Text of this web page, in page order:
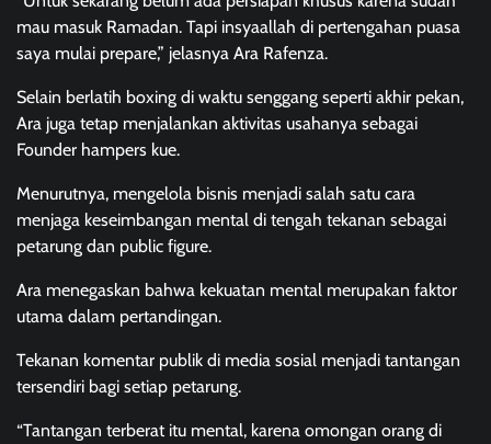
mau masuk Ramadan. Tapi insyaallah di pertengahan puasa
saya mulai prepare,” jelasnya Ara Rafenza.
Selain berlatih boxing di waktu senggang seperti akhir pekan,
Ara juga tetap menjalankan aktivitas usahanya sebagai
Founder hampers kue.
Menurutnya, mengelola bisnis menjadi salah satu cara
menjaga keseimbangan mental di tengah tekanan sebagai
petarung dan public figure.
Ara menegaskan bahwa kekuatan mental merupakan faktor
utama dalam pertandingan.
Tekanan komentar publik di media sosial menjadi tantangan
tersendiri bagi setiap petarung.
“Tantangan terberat itu mental, karena omongan orang di